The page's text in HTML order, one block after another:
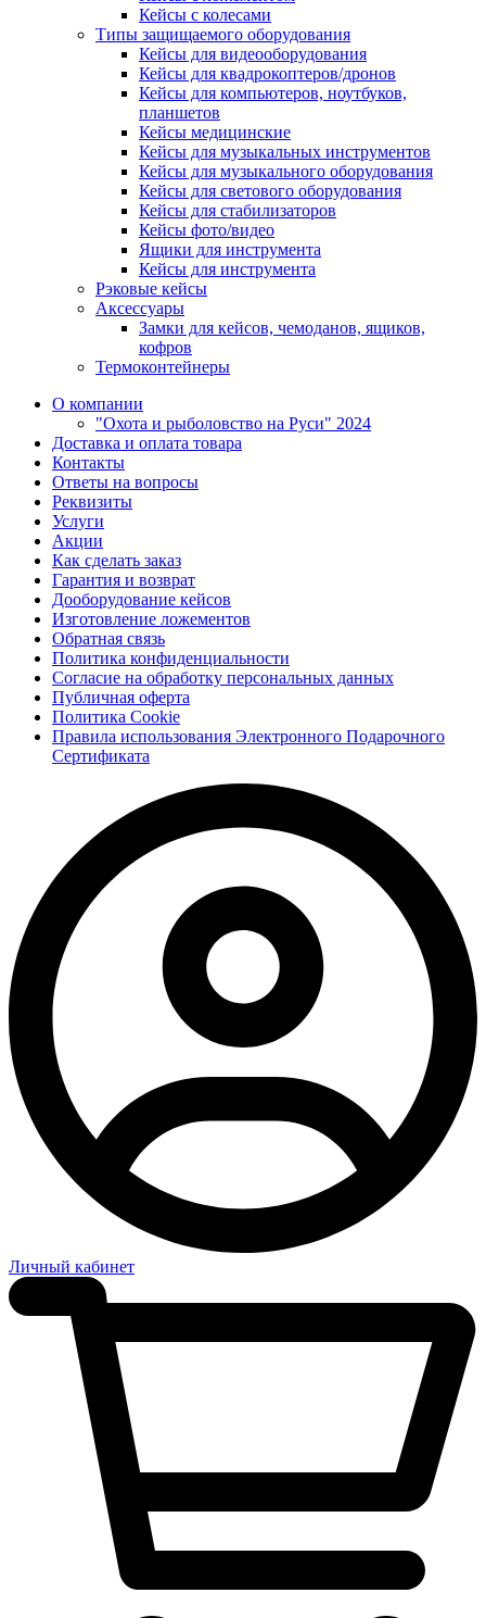
Кейсы с колесами
Типы защищаемого оборудования
Кейсы для видеооборудования
Кейсы для квадрокоптеров/дронов
Кейсы для компьютеров, ноутбуков,
планшетов
Кейсы медицинские
Кейсы для музыкальных инструментов
Кейсы для музыкального оборудования
Кейсы для светового оборудования
Кейсы для стабилизаторов
Кейсы фото/видео
Ящики для инструмента
Кейсы для инструмента
Рэковые кейсы
Аксессуары
Замки для кейсов, чемоданов, ящиков,
кофров
Термоконтейнеры
О компании
"Охота и рыболовство на Руси" 2024
Доставка и оплата товара
Контакты
Ответы на вопросы
Реквизиты
Услуги
Акции
Как сделать заказ
Гарантия и возврат
Дооборудование кейсов
Изготовление ложементов
Обратная связь
Политика конфиденциальности
Согласие на обработку персональных данных
Публичная оферта
Политика Cookie
Правила использования Электронного Подарочного
Сертификата
Личный кабинет